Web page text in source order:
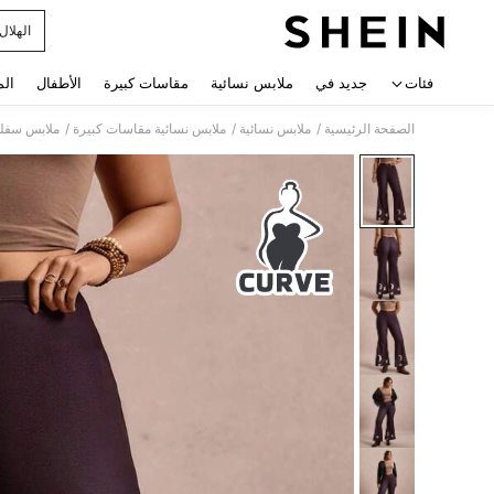
الهلال
فئات جديد في ملابس نسائية مقاسات كبيرة الأطفال
الصفحة الرئيسية / ملابس نسائية / ملابس نسائية مقاسات كبيرة / ملابس